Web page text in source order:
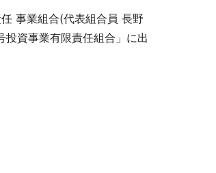
事業組合(代表組合員 長野
資事業有限責任組合」に出